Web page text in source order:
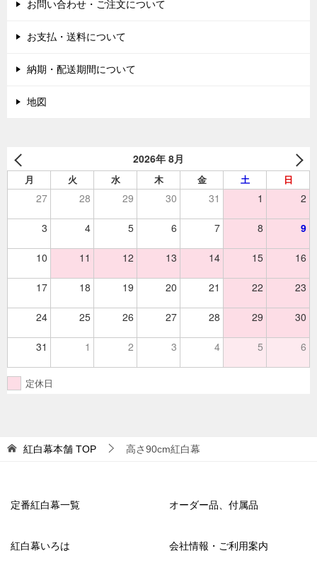
お問い合わせ・ご注文について
お支払・送料について
納期・配送期間について
地図
2026年 8月
月 火 水 木 金 土 日
27 28 29 30 31 1 2
3 4 5 6 7 8 9
10 11 12 13 14 15 16
17 18 19 20 21 22 23
24 25 26 27 28 29 30
31 1 2 3 4 5 6
定休日
紅白幕本舗 TOP 高さ90cm紅白幕
定番紅白幕一覧 オーダー品、付属品
紅白幕いろは 会社情報・ご利用案内